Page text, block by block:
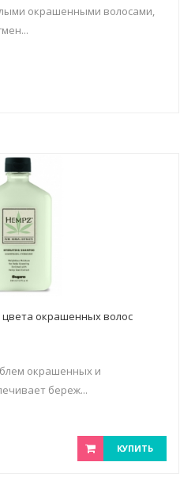
окрашенными волосами,
окрашенных волос
окрашенных и
береж...
КУПИТЬ